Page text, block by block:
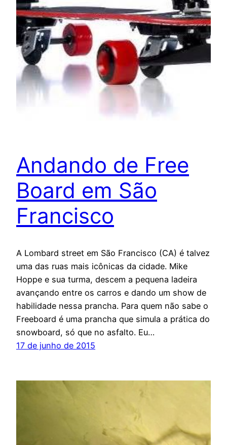
Andando de Free
Board em São
Francisco
A Lombard street em São Francisco (CA) é talvez
uma das ruas mais icônicas da cidade. Mike
Hoppe e sua turma, descem a pequena ladeira
avançando entre os carros e dando um show de
habilidade nessa prancha. Para quem não sabe o
Freeboard é uma prancha que simula a prática do
snowboard, só que no asfalto. Eu…
17 de junho de 2015